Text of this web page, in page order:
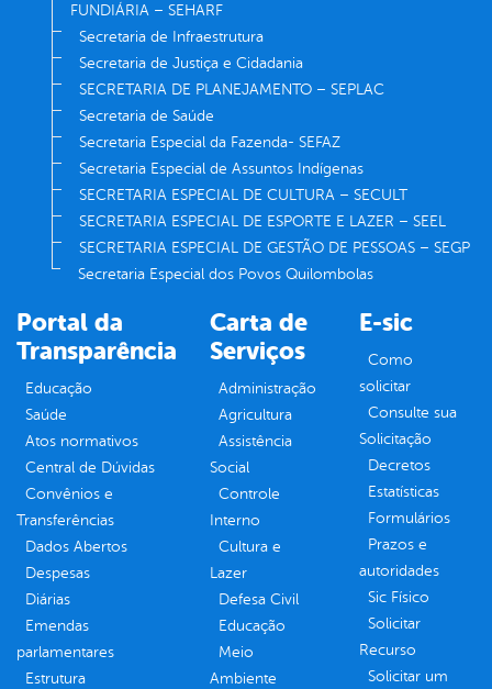
FUNDIÁRIA – SEHARF
Secretaria de Infraestrutura
Secretaria de Justiça e Cidadania
SECRETARIA DE PLANEJAMENTO – SEPLAC
Secretaria de Saúde
Secretaria Especial da Fazenda- SEFAZ
Secretaria Especial de Assuntos Indígenas
SECRETARIA ESPECIAL DE CULTURA – SECULT
SECRETARIA ESPECIAL DE ESPORTE E LAZER – SEEL
SECRETARIA ESPECIAL DE GESTÃO DE PESSOAS – SEGP
Secretaria Especial dos Povos Quilombolas
Portal da
Transparência
Educação
Saúde
Atos normativos
Central de Dúvidas
Convênios e
Transferências
Dados Abertos
Despesas
Diárias
Emendas
parlamentares
Estrutura
Carta de
Serviços
Administração
Agricultura
Assistência
Social
Controle
Interno
Cultura e
Lazer
Defesa Civil
Educação
Meio
Ambiente
E-sic
Como
solicitar
Consulte sua
Solicitação
Decretos
Estatísticas
Formulários
Prazos e
autoridades
Sic Físico
Solicitar
Recurso
Solicitar um